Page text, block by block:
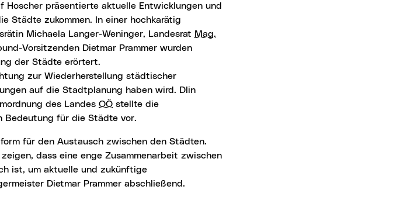
Hoscher präsentierte aktuelle Entwicklungen und
Städte zukommen. In einer hochkarätig
Michaela Langer-Weninger, Landesrat Mag.
Vorsitzenden Dietmar Prammer wurden
der Städte erörtert.
zur Wiederherstellung städtischer
auf die Stadtplanung haben wird. DIin
des Landes OÖ stellte die
Bedeutung für die Städte vor.
dass eine enge Zusammenarbeit zwischen
ist, um aktuelle und zukünftige
Dietmar Prammer abschließend.